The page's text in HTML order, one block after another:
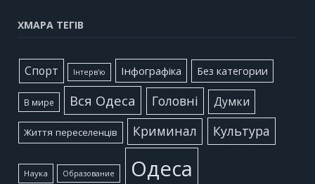
ХМАРА ТЕГІВ
Cпорт Інтерв'ю Інфографіка Без категории
В мире Вся Одеса Головні Думки
Життя переселенців Криминал Культура
Наука Образование Одеса